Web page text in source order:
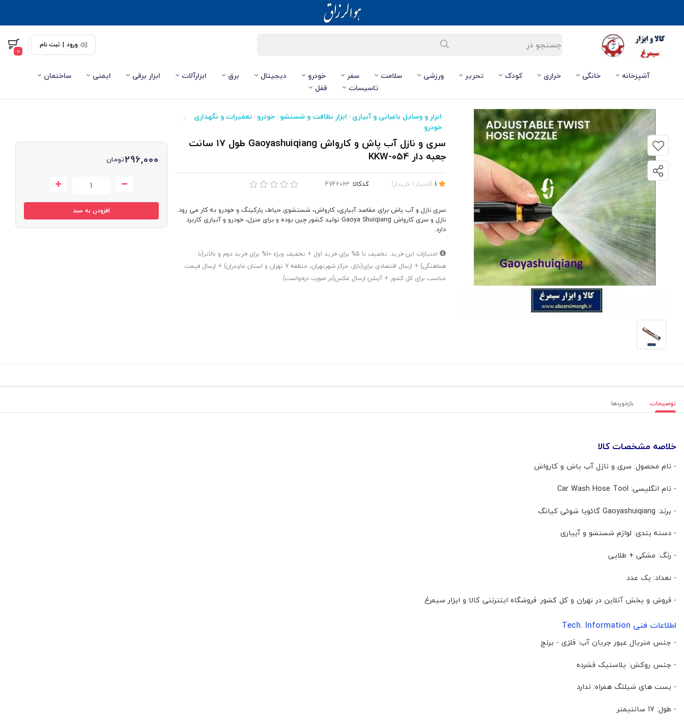
ورود | ثبت نام
0
آشپزخانه خانگی خرازی کودک تحریر ورزشی سلامت سفر خودرو دیجیتال برق ابزارآلات ابزار برقی ایمنی
ساختمان
تاسیسات
قفل
ابزار و وسایل باغبانی و آبیاری / ابزار نظافت و شستشو /خودرو /تعمیرات و نگهداری
خودرو
/
سری و نازل آب پاش و کارواش Gaoyashuiqiang طول 17 سانت
جعبه دار KKW-054
(امتیاز 1 خریدار) کدکالا:
سری نازل و آب پاش برای مقاصد آبیاری، کارواش، شستشوی حیاط، پارکینگ و خودرو به کار می رود.
نازل و سری کارواش Gaoya Shuiqiang تولید کشور چین بوده و برای منزل، خودرو و آبیاری کاربرد
دارد.
امتیازات این خرید: تخفیف تا 5% برای خرید اول + تخفیف ویژه 10% برای خرید دوم و بالاتر(با
هماهنگی) + ارسال اقتصادی برای(بازار، مرکز شهرتهران، منطقه 7 تهران و استان مازندران) + ارسال قیمت
مناسب برای کل کشور + آپشن ارسال عکس(در صورت درخواست)
296,000تومان
افزودن به سبد
توضیحات بازخوردها
خلاصه مشخصات کالا
- نام محصول: سری و نازل آب پاش و کارواش
- نام انگلیسی: Car Wash Hose Tool
- برند: Gaoyashuiqiang گائویا شوئی کیانگ
- دسته بندی: لوازم شستشو و آبیاری
- رنگ: مشکی + طلایی
- تعداد: یک عدد
- فروش و پخش آنلاین در تهران و کل کشور: فروشگاه اینترنتی کالا و ابزار سیمرغ
اطلاعات فنی Tech. Information
- جنس متریال عبور جریان آب: فلزی - برنج
- جنس روکش: پلاستیک فشرده
- بست های شیلنگ همراه: ندارد
- طول: 17 سانتیمتر